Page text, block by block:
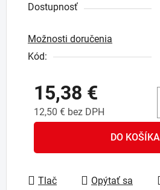
Dostupnosť
Možnosti doručenia
Kód:
15,38 €
12,50 € bez DPH
DO KOŠÍKA
Tlač Opýtať sa